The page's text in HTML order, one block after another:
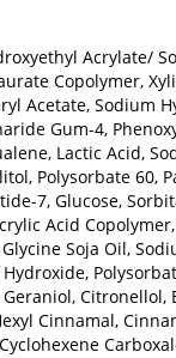
Acrylate/
Copolymer,
Acetate, Sodium
Gum-4,
Lactic Acid,
Polysorbate 60,
7, Glucose,
Acid
Soja Oil,
Citronellol,
Cinnamal,